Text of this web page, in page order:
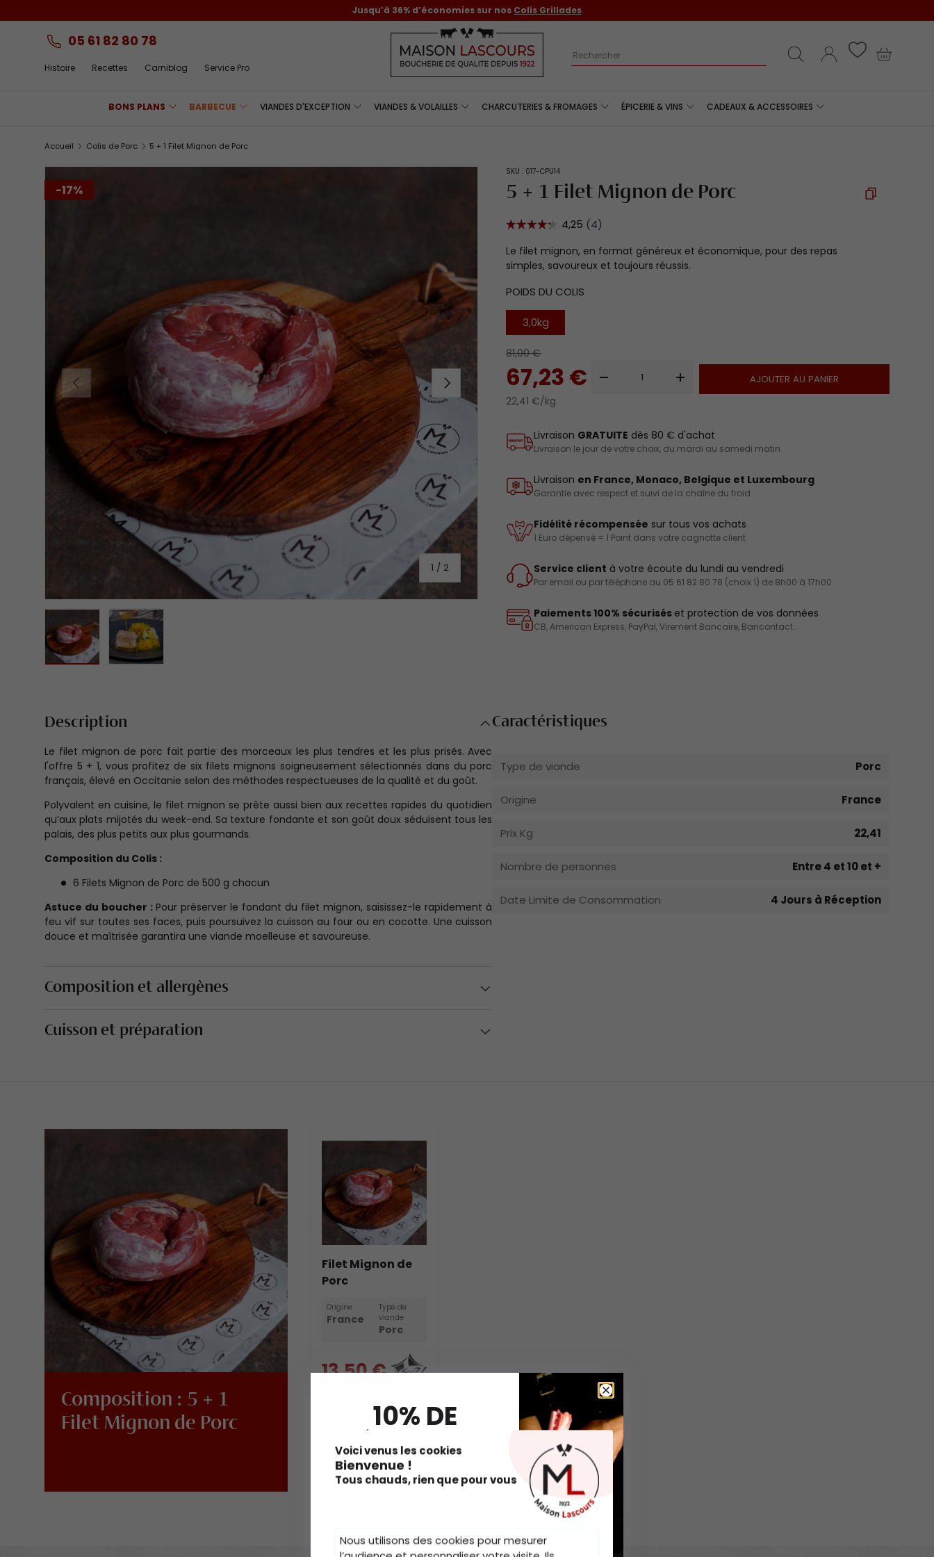
Aller au contenu
Jusqu’à 36% d’économies sur nos Colis Grillades
05 61 82 80 78
Histoire Recettes Carniblog Service Pro
Recherche
RechercheSe connecterPanier
BONS PLANS BARBECUE VIANDES D'EXCEPTION VIANDES & VOLAILLES CHARCUTERIES & FROMAGES ÉPICERIE & VINS CADEAUX & ACCESSOIRES
Accueil Colis de Porc 5 + 1 Filet Mignon de Porc
-17%
Précédent
1 / de
2
Suivant
SKU : 017-CPU14
5 + 1 Filet Mignon de Porc
Le filet mignon, en format généreux et économique, pour des repas
simples, savoureux et toujours réussis.
POIDS DU COLIS
3,0kg
67,23 €
81,00 €
22,41 €/kg
-
+ AJOUTER AU PANIER
Livraison GRATUITE dès 80 € d'achat
Livraison le jour de votre choix, du mardi au samedi matin
Livraison en France, Monaco, Belgique et Luxembourg
Garantie avec respect et suivi de la chaîne du froid
Fidélité récompensée sur tous vos achats
1 Euro dépensé = 1 Point dans votre cagnotte client
Service client à votre écoute du lundi au vendredi
Par email ou par téléphone au 05 61 82 80 78 (choix 1) de 8h00 à 17h00
Paiements 100% sécurisés et protection de vos données
CB, American Express, PayPal, Virement Bancaire, Bancontact…
Description
Le filet mignon de porc fait partie des morceaux les plus tendres et les plus prisés. Avec
l'offre 5 + 1, vous profitez de six filets mignons soigneusement sélectionnés dans du porc
français, élevé en Occitanie selon des méthodes respectueuses de la qualité et du goût.
Polyvalent en cuisine, le filet mignon se prête aussi bien aux recettes rapides du quotidien
qu’aux plats mijotés du week-end. Sa texture fondante et son goût doux séduisent tous les
palais, des plus petits aux plus gourmands.
Composition du Colis :
6 Filets Mignon de Porc de 500 g chacun
Astuce du boucher : Pour préserver le fondant du filet mignon, saisissez-le rapidement à
feu vif sur toutes ses faces, puis poursuivez la cuisson au four ou en cocotte. Une cuisson
douce et maîtrisée garantira une viande moelleuse et savoureuse.
Composition et allergènes
Cuisson et préparation
Caractéristiques
Type de viande Porc
Origine France
Prix Kg 22,41
Nombre de personnes Entre 4 et 10 et +
Date Limite de Consommation 4 Jours à Réception
Composition : 5 + 1
Filet Mignon de Porc
Filet Mignon de
Porc
Origine
France
Type de
viande
Porc
13,50 €
1 x
500
AJOUTER AU PANIER
Voici venus les cookies
Bienvenue !
Tous chauds, rien que pour vous
Nous utilisons des cookies pour mesurer
10% DE
RÉDUCTION
sur votre commande en
vous abonnant à notre